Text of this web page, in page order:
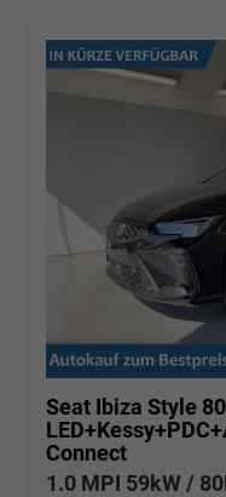
Seat Ibiza Style
Connect
1.0 MPI 59kW /